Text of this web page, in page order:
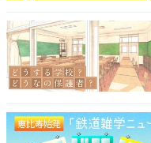
アクセス・料金情報
アクセス